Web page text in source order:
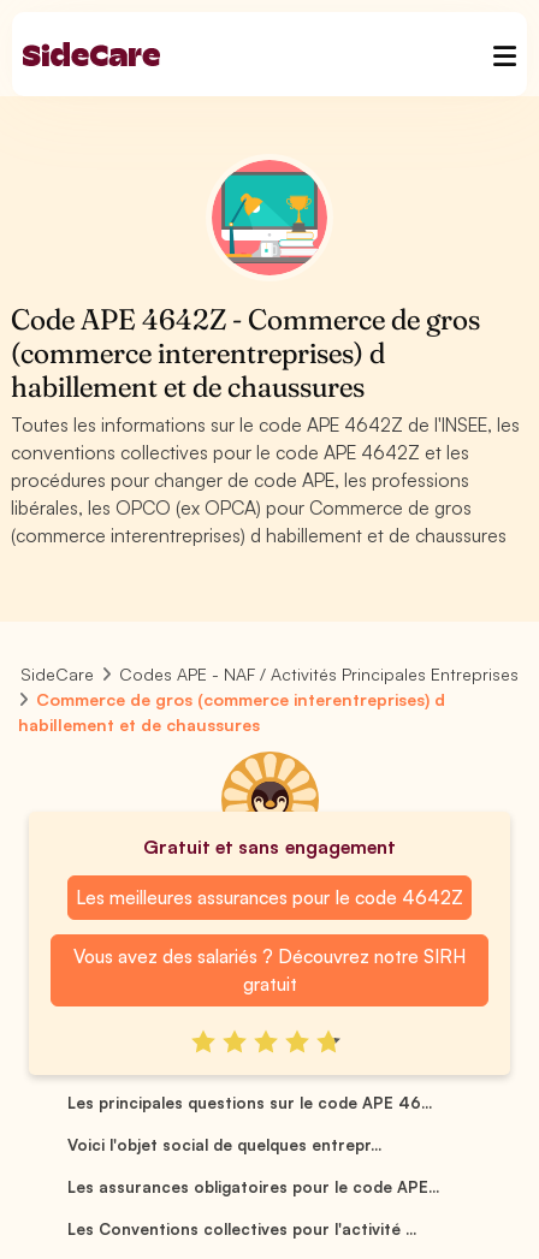
Code APE 4642Z - Commerce de gros
(commerce interentreprises) d
habillement et de chaussures
Toutes les informations sur le code APE 4642Z de l'INSEE, les
conventions collectives pour le code APE 4642Z et les
procédures pour changer de code APE, les professions
libérales, les OPCO (ex OPCA) pour Commerce de gros
(commerce interentreprises) d habillement et de chaussures
SideCare
Codes APE - NAF / Activités Principales Entreprises
Commerce de gros (commerce interentreprises) d
habillement et de chaussures
Gratuit et sans engagement
Les meilleures assurances pour le code 4642Z
Vous avez des salariés ? Découvrez notre SIRH
gratuit
Les principales questions sur le code APE 46...
Voici l'objet social de quelques entrepr...
Les assurances obligatoires pour le code APE...
Les Conventions collectives pour l'activité ...